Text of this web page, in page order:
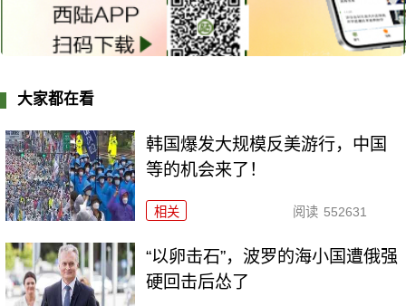
大家都在看
韩国爆发大规模反美游行，中国
等的机会来了！
相关 阅读 552631
“以卵击石”，波罗的海小国遭俄强
硬回击后怂了